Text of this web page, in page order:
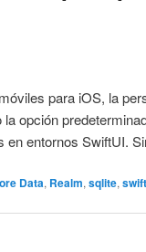
para iOS, la
opción
en entornos SwiftUI.
Data, Realm,sqlite,swift